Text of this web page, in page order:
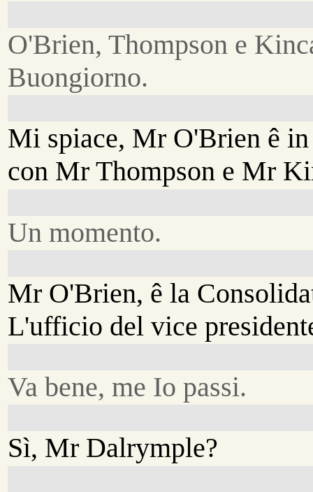
O'Brien, Thompson e
Buongiorno.
Mi spiace, Mr O'Brien ê
con Mr Thompson e Mr
Un momento.
Mr O'Brien, ê la
L'ufficio del vice
Va bene, me Io passi.
Sì, Mr Dalrymple?